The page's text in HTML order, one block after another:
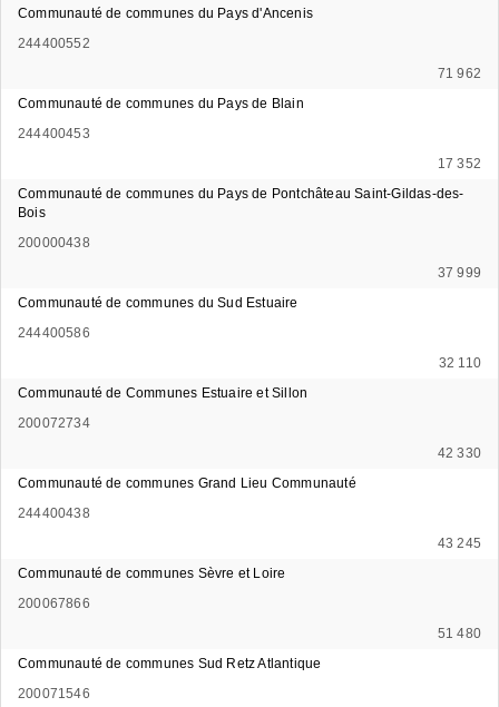
Communauté de communes du Pays d'Ancenis
244400552
71 962
Communauté de communes du Pays de Blain
244400453
17 352
Communauté de communes du Pays de Pontchâteau Saint-Gildas-des-
Bois
200000438
37 999
Communauté de communes du Sud Estuaire
244400586
32 110
Communauté de Communes Estuaire et Sillon
200072734
42 330
Communauté de communes Grand Lieu Communauté
244400438
43 245
Communauté de communes Sèvre et Loire
200067866
51 480
Communauté de communes Sud Retz Atlantique
200071546